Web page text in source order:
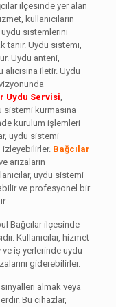
ilçesinde yer alan
kullanıcıların
sistemlerini
tanır. Uydu sistemi,
Uydu anteni,
iletir. Uydu
Uydu Servisi,
sistemi kurmasına
kurulum işlemleri
uydu sistemi
izleyebilirler. Bağcılar
arızaların
uydu sistemi
ve profesyonel bir
Bağcılar ilçesinde
Kullanıcılar, hizmet
ve iş yerlerinde uydu
giderebilirler.
almak veya
Bu cihazlar,